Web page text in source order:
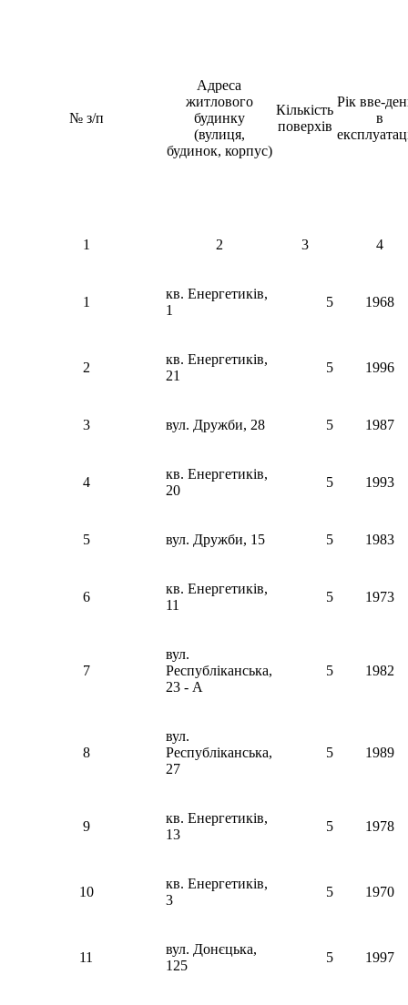
№ з/п
Адреса
житлового
будинку
(вулиця,
будинок, корпус)
Кількість
поверхів
Рік вве-
в
1 2 3 4
1
кв. Енергетиків,
1
5 1968
2
кв. Енергетиків,
21
5 1996
3 вул. Дружби, 28 5 1987
4
кв. Енергетиків,
20
5 1993
5 вул. Дружби, 15 5 1983
6
кв. Енергетиків,
11
5 1973
7
вул.
Республіканська,
23 - A
5 1982
8
вул.
Республіканська,
27
5 1989
9
кв. Енергетиків,
13
5 1978
10
кв. Енергетиків,
3
5 1970
11
вул. Донєцька,
125
5 1997